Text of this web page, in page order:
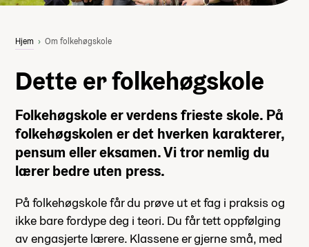
Hjem Om folkehøgskole
Dette er folkehøgskole
Folkehøgskole er verdens frieste skole. På
folkehøgskolen er det hverken karakterer,
pensum eller eksamen. Vi tror nemlig du
lærer bedre uten press.
På folkehøgskole får du prøve ut et fag i praksis og
ikke bare fordype deg i teori. Du får tett oppfølging
av engasjerte lærere. Klassene er gjerne små, med